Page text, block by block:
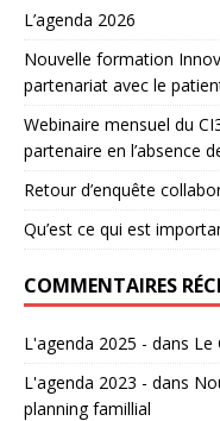
L’agenda 2026
Nouvelle formation
partenariat avec le
Webinaire mensuel du
partenaire en l’absence
Retour d’enquête
Qu’est ce qui est
COMMENTAIRES
L'agenda 2025 - dans Le
L'agenda 2023 - dans
planning famillial